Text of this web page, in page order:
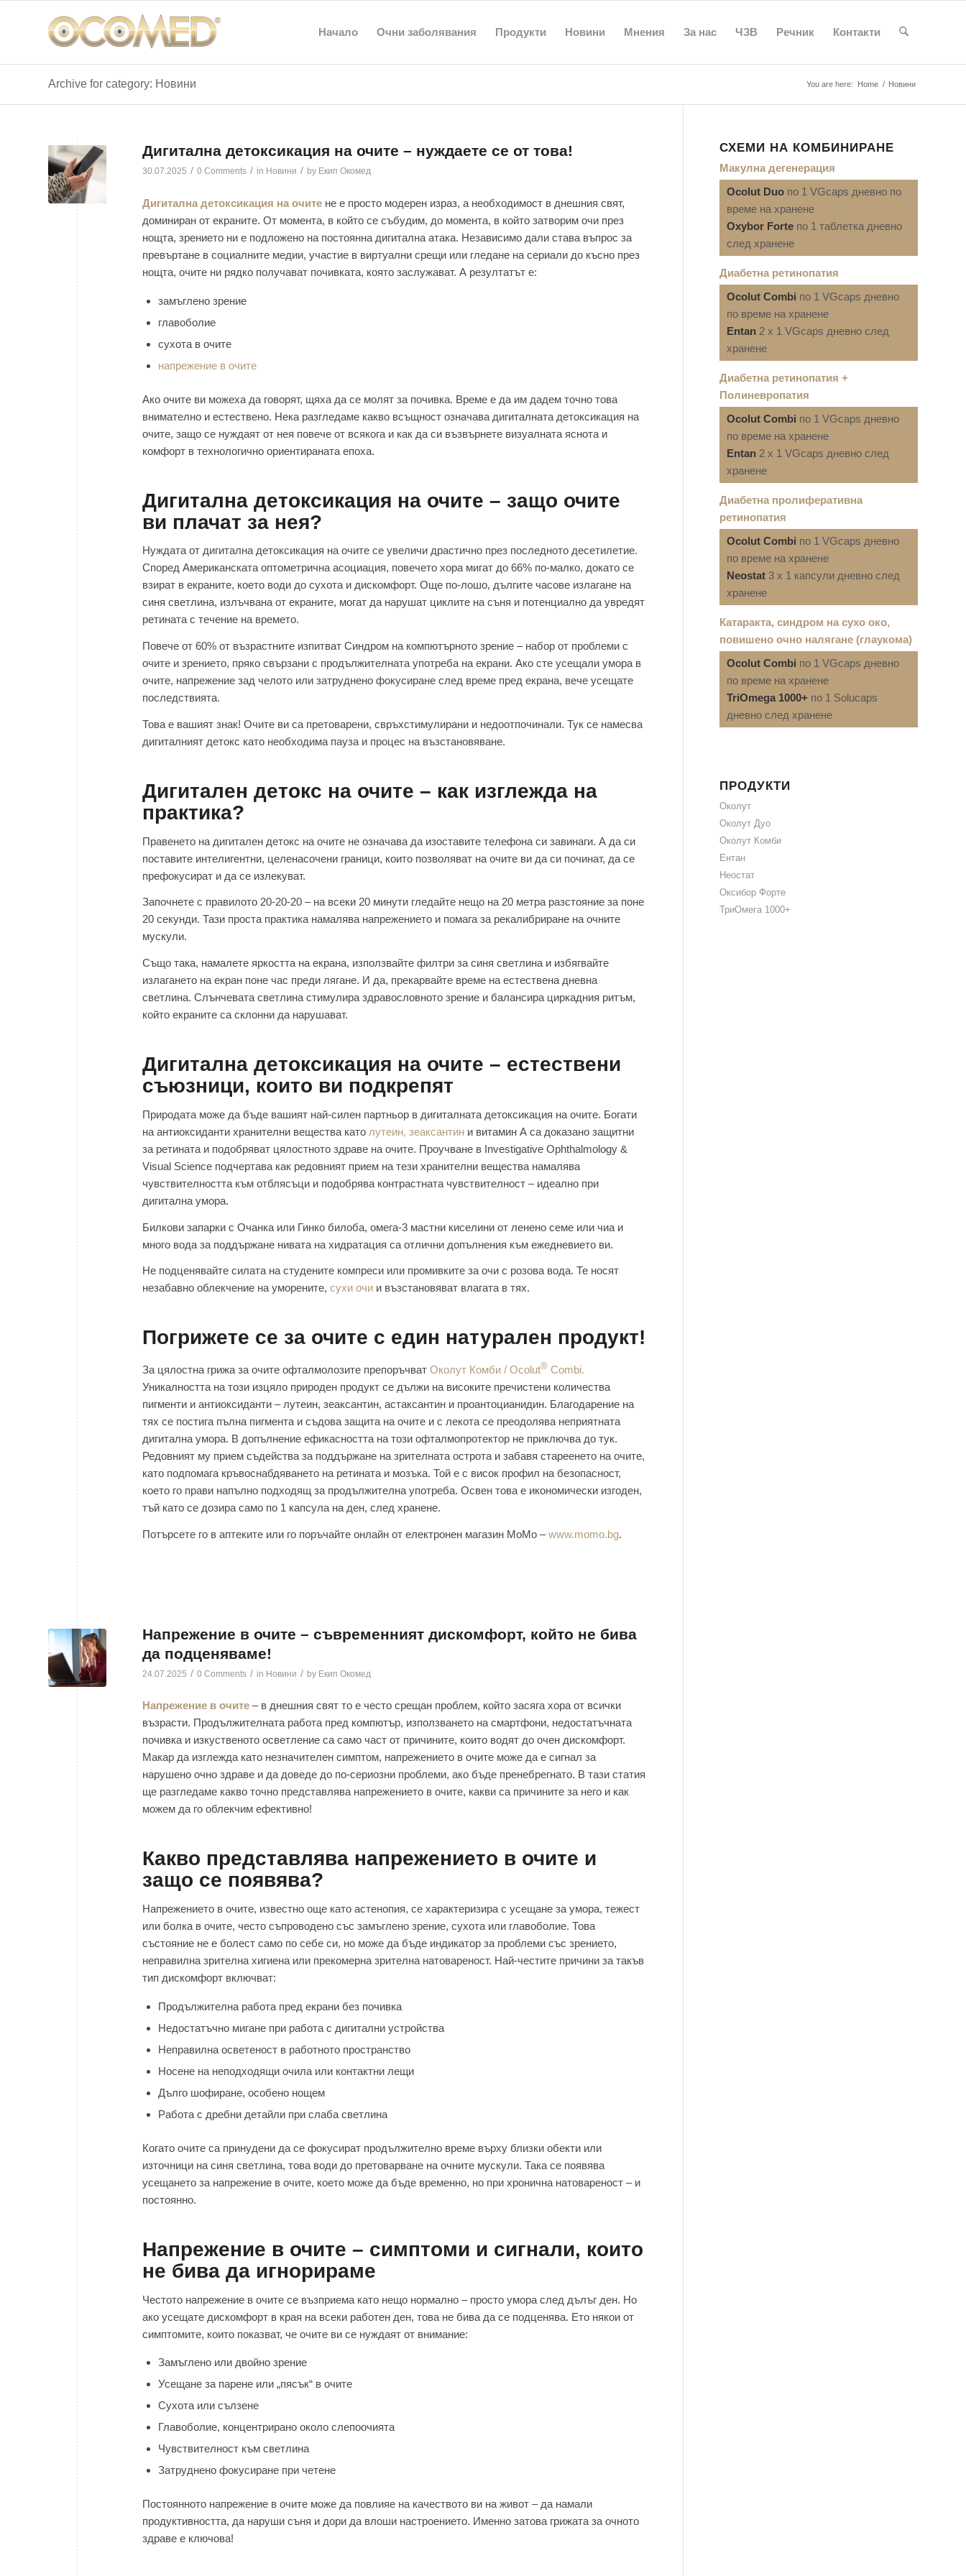
Начало Очни заболявания Продукти Новини Мнения За нас ЧЗВ Речник Контакти
Archive for category: Новини You are here: Home / Новини
Дигитална детоксикация на очите – нуждаете се от това!
30.07.2025 / 0 Comments / in Новини / by Екип Окомед
Дигитална детоксикация на очите не е просто модерен израз, а необходимост в днешния свят,
доминиран от екраните. От момента, в който се събудим, до момента, в който затворим очи през
нощта, зрението ни е подложено на постоянна дигитална атака. Независимо дали става въпрос за
превъртане в социалните медии, участие в виртуални срещи или гледане на сериали до късно през
нощта, очите ни рядко получават почивката, която заслужават. А резултатът е:
замъглено зрение
главоболие
сухота в очите
напрежение в очите
Ако очите ви можеха да говорят, щяха да се молят за почивка. Време е да им дадем точно това
внимателно и естествено. Нека разгледаме какво всъщност означава дигиталната детоксикация на
очите, защо се нуждаят от нея повече от всякога и как да си възвърнете визуалната яснота и
комфорт в технологично ориентираната епоха.
Дигитална детоксикация на очите – защо очите
ви плачат за нея?
Нуждата от дигитална детоксикация на очите се увеличи драстично през последното десетилетие.
Според Американската оптометрична асоциация, повечето хора мигат до 66% по-малко, докато се
взират в екраните, което води до сухота и дискомфорт. Още по-лошо, дългите часове излагане на
синя светлина, излъчвана от екраните, могат да нарушат циклите на съня и потенциално да увредят
ретината с течение на времето.
Повече от 60% от възрастните изпитват Синдром на компютърното зрение – набор от проблеми с
очите и зрението, пряко свързани с продължителната употреба на екрани. Ако сте усещали умора в
очите, напрежение зад челото или затруднено фокусиране след време пред екрана, вече усещате
последствията.
Това е вашият знак! Очите ви са претоварени, свръхстимулирани и недоотпочинали. Тук се намесва
дигиталният детокс като необходима пауза и процес на възстановяване.
Дигитален детокс на очите – как изглежда на
практика?
Правенето на дигитален детокс на очите не означава да изоставите телефона си завинаги. А да си
поставите интелигентни, целенасочени граници, които позволяват на очите ви да си починат, да се
префокусират и да се излекуват.
Започнете с правилото 20-20-20 – на всеки 20 минути гледайте нещо на 20 метра разстояние за поне
20 секунди. Тази проста практика намалява напрежението и помага за рекалибриране на очните
мускули.
Също така, намалете яркостта на екрана, използвайте филтри за синя светлина и избягвайте
излагането на екран поне час преди лягане. И да, прекарвайте време на естествена дневна
светлина. Слънчевата светлина стимулира здравословното зрение и балансира циркадния ритъм,
който екраните са склонни да нарушават.
Дигитална детоксикация на очите – естествени
съюзници, които ви подкрепят
Природата може да бъде вашият най-силен партньор в дигиталната детоксикация на очите. Богати
на антиоксиданти хранителни вещества като лутеин, зеаксантин и витамин А са доказано защитни
за ретината и подобряват цялостното здраве на очите. Проучване в Investigative Ophthalmology &
Visual Science подчертава как редовният прием на тези хранителни вещества намалява
чувствителността към отблясъци и подобрява контрастната чувствителност – идеално при
дигитална умора.
Билкови запарки с Очанка или Гинко билоба, омега-3 мастни киселини от ленено семе или чиа и
много вода за поддържане нивата на хидратация са отлични допълнения към ежедневието ви.
Не подценявайте силата на студените компреси или промивките за очи с розова вода. Те носят
незабавно облекчение на уморените, сухи очи и възстановяват влагата в тях.
Погрижете се за очите с един натурален продукт!
За цялостна грижа за очите офталмолозите препоръчват Околут Комби / Ocolut® Combi.
Уникалността на този изцяло природен продукт се дължи на високите пречистени количества
пигменти и антиоксиданти – лутеин, зеаксантин, астаксантин и проантоцианидин. Благодарение на
тях се постига пълна пигмента и съдова защита на очите и с лекота се преодолява неприятната
дигитална умора. В допълнение ефикасността на този офталмопротектор не приключва до тук.
Редовният му прием съдейства за поддържане на зрителната острота и забавя стареенето на очите,
като подпомага кръвоснабдяването на ретината и мозъка. Той е с висок профил на безопасност,
което го прави напълно подходящ за продължителна употреба. Освен това е икономически изгоден,
тъй като се дозира само по 1 капсула на ден, след хранене.
Потърсете го в аптеките или го поръчайте онлайн от електронен магазин МоМо –www.momo.bg.
Напрежение в очите – съвременният дискомфорт, който не бива
да подценяваме!
24.07.2025 / 0 Comments / in Новини / by Екип Окомед
Напрежение в очите – в днешния свят то е често срещан проблем, който засяга хора от всички
възрасти. Продължителната работа пред компютър, използването на смартфони, недостатъчната
почивка и изкуственото осветление са само част от причините, които водят до очен дискомфорт.
Макар да изглежда като незначителен симптом, напрежението в очите може да е сигнал за
нарушено очно здраве и да доведе до по-сериозни проблеми, ако бъде пренебрегнато. В тази статия
ще разгледаме какво точно представлява напрежението в очите, какви са причините за него и как
можем да го облекчим ефективно!
Какво представлява напрежението в очите и
защо се появява?
Напрежението в очите, известно още като астенопия, се характеризира с усещане за умора, тежест
или болка в очите, често съпроводено със замъглено зрение, сухота или главоболие. Това
състояние не е болест само по себе си, но може да бъде индикатор за проблеми със зрението,
неправилна зрителна хигиена или прекомерна зрителна натовареност. Най-честите причини за такъв
тип дискомфорт включват:
Продължителна работа пред екрани без почивка
Недостатъчно мигане при работа с дигитални устройства
Неправилна осветеност в работното пространство
Носене на неподходящи очила или контактни лещи
Дълго шофиране, особено нощем
Работа с дребни детайли при слаба светлина
Когато очите са принудени да се фокусират продължително време върху близки обекти или
източници на синя светлина, това води до претоварване на очните мускули. Така се появява
усещането за напрежение в очите, което може да бъде временно, но при хронична натовареност – и
постоянно.
Напрежение в очите – симптоми и сигнали, които
не бива да игнорираме
Честото напрежение в очите се възприема като нещо нормално – просто умора след дълъг ден. Но
ако усещате дискомфорт в края на всеки работен ден, това не бива да се подценява. Ето някои от
симптомите, които показват, че очите ви се нуждаят от внимание:
Замъглено или двойно зрение
Усещане за парене или „пясък“ в очите
Сухота или сълзене
Главоболие, концентрирано около слепоочията
Чувствителност към светлина
Затруднено фокусиране при четене
Постоянното напрежение в очите може да повлияе на качеството ви на живот – да намали
продуктивността, да наруши съня и дори да влоши настроението. Именно затова грижата за очното
здраве е ключова!
СХЕМИ НА КОМБИНИРАНЕ
Макулна дегенерация
Ocolut Duo по 1 VGcaps дневно по
време на хранене
Oxybor Forte по 1 таблетка дневно
след хранене
Диабетна ретинопатия
Ocolut Combi по 1 VGcaps дневно
по време на хранене
Entan 2 x 1 VGcaps дневно след
хранене
Диабетна ретинопатия +
Полиневропатия
Ocolut Combi по 1 VGcaps дневно
по време на хранене
Entan 2 x 1 VGcaps дневно след
хранене
Диабетна пролиферативна
ретинопатия
Ocolut Combi по 1 VGcaps дневно
по време на хранене
Neostat 3 x 1 капсули дневно след
хранене
Катаракта, синдром на сухо око,
повишено очно налягане (глаукома)
Ocolut Combi по 1 VGcaps дневно
по време на хранене
TriOmega 1000+ по 1 Solucaps
дневно след хранене
ПРОДУКТИ
Околут
Околут Дуо
Околут Комби
Ентан
Неостат
Оксибор Форте
ТриОмега 1000+